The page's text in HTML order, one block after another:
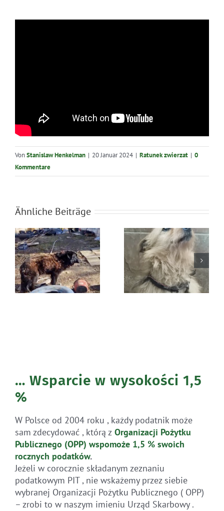
VonStanislaw Henkelman | 20 Januar 2024 | Ratunek zwierzat | 0
Kommentare
Ähnliche Beiträge
Błąkała się
sama w lesie
Ratunek Lesia
… Wsparcie w wysokości 1,5
%
W Polsce od 2004 roku , każdy podatnik może
sam zdecydować , którą zOrganizacji Pożytku
Publicznego (OPP) wspomoże 1,5 % swoich
rocznych podatków.
Jeżeli w corocznie składanym zeznaniu
podatkowym PIT , nie wskażemy przez siebie
wybranej Organizacji Pożytku Publicznego ( OPP)
– zrobi to w naszym imieniu Urząd Skarbowy .